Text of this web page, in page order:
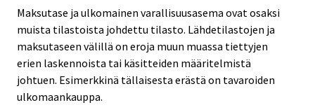
Maksutase ja ulkomainen varallisuusasema ovat osaksi
muista tilastoista johdettu tilasto. Lähdetilastojen ja
maksutaseen välillä on eroja muun muassa tiettyjen
erien laskennoista tai käsitteiden määritelmistä
johtuen. Esimerkkinä tällaisesta erästä on tavaroiden
ulkomaankauppa.